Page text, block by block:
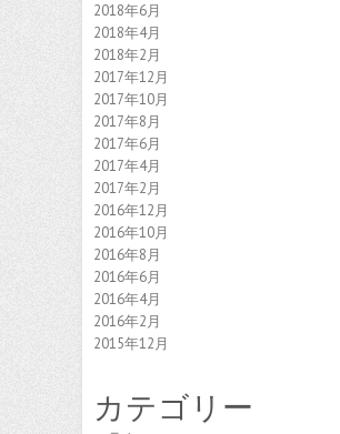
2018年6月
2018年4月
2018年2月
2017年12月
2017年10月
2017年8月
2017年6月
2017年4月
2017年2月
2016年12月
2016年10月
2016年8月
2016年6月
2016年4月
2016年2月
2015年12月
カテゴリー